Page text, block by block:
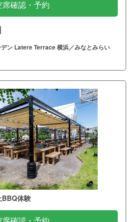
席確認・予約
ン Latere Terrace 横浜／みなとみらい
BBQ体験